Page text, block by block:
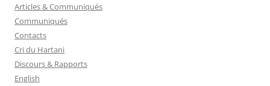
Articles & Communiqués
Communiqués
Contacts
Cri du Hartani
Discours & Rapports
English